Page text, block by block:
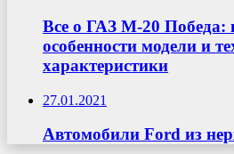
Все о ГАЗ М-20 Победа:
особенности модели и
характеристики
27.01.2021
Автомобили Ford из